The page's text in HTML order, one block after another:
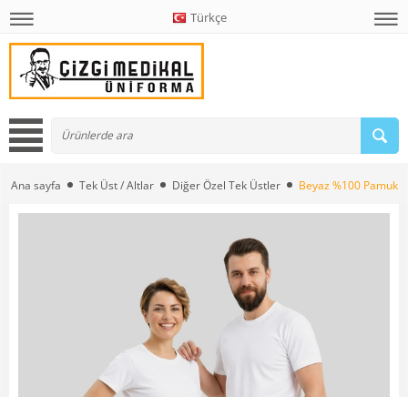
Türkçe
Ana sayfa Tek Üst / Altlar Diğer Özel Tek Üstler Beyaz %100 Pamuk